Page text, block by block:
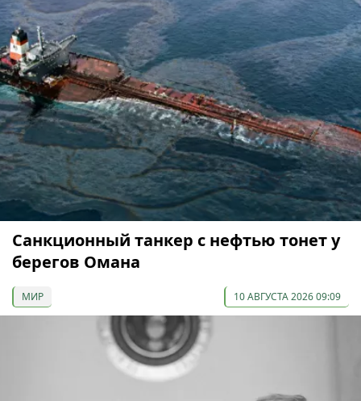
Санкционный танкер с нефтью тонет у
берегов Омана
МИР 10 АВГУСТА 2026 09:09